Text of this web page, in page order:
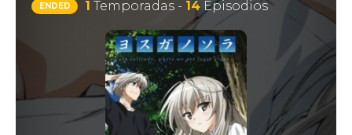
ENDED 1 Temporadas - 14Episodios